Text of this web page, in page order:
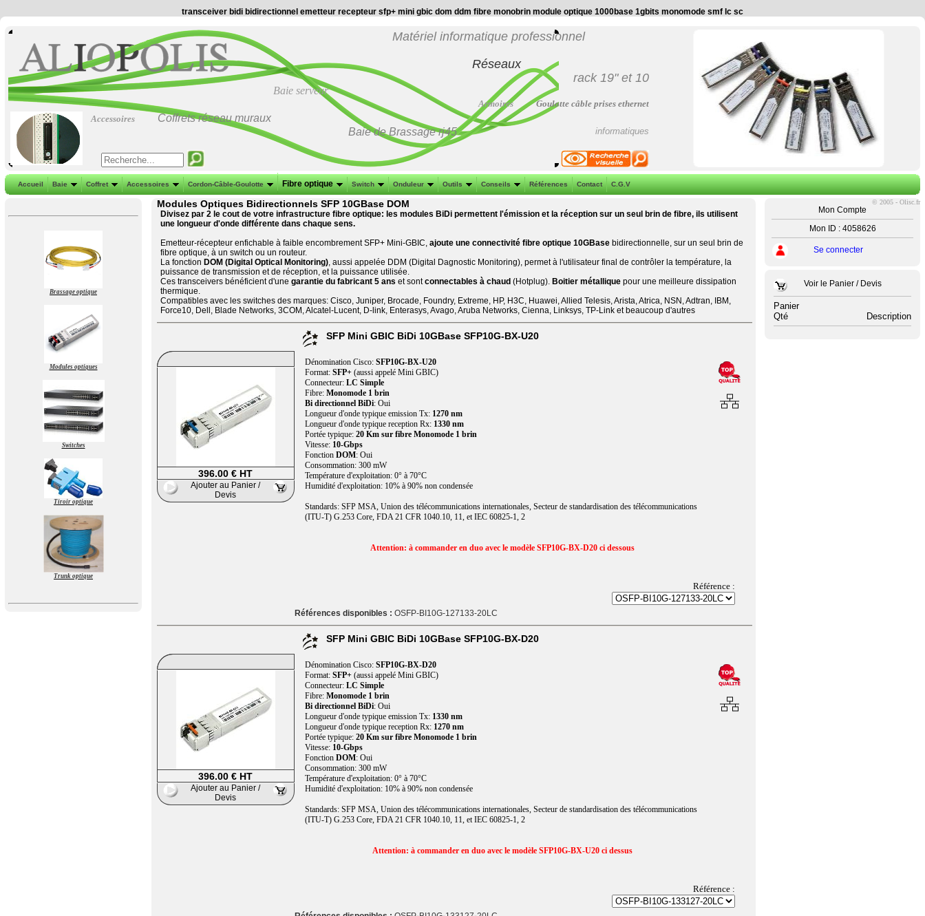
transceiver bidi bidirectionnel emetteur recepteur sfp+ mini gbic dom ddm fibre monobrin module optique 1000base 1gbits monomode smf lc sc
Matériel informatique professionnel
Réseaux
rack 19"et10
Baie serveur
Armoires
Goulotte câble prises ethernet
Accessoires
Coffrets réseau muraux
informatiques
Baie de Brassage rj45
Accueil Baie Coffret Accessoires Cordon-Câble-Goulotte Fibre optique Switch Onduleur Outils Conseils Références Contact C.G.V
© 2005 - Olisc.fr
Mon Compte
Mon ID : 4058626
Se connecter
Voir le Panier / Devis
Panier
Qté
Description
Modules Optiques Bidirectionnels SFP 10GBase DOM
Divisez par 2 le cout de votre infrastructure fibre optique: les modules BiDi permettent l'émission et la réception sur un seul brin de fibre, ils utilisent
une longueur d'onde différente dans chaque sens.
Emetteur-récepteur enfichable à faible encombrement SFP+ Mini-GBIC, ajoute une connectivité fibre optique 10GBase bidirectionnelle, sur un seul brin de
fibre optique, à un switch ou un routeur.
La fonction DOM (Digital Optical Monitoring), aussi appelée DDM (Digital Dagnostic Monitoring), permet à l'utilisateur final de contrôler la température, la
puissance de transmission et de réception, et la puissance utilisée.
Ces transceivers bénéficient d'une garantie du fabricant 5 ans et sontconnectables à chaud (Hotplug). Boitier métallique pour une meilleure dissipation
thermique.
Compatibles avec les switches des marques: Cisco, Juniper, Brocade, Foundry, Extreme, HP, H3C, Huawei, Allied Telesis, Arista, Atrica, NSN, Adtran, IBM,
Force10, Dell, Blade Networks, 3COM, Alcatel-Lucent, D-link, Enterasys, Avago, Aruba Networks, Cienna, Linksys, TP-Link et beaucoup d'autres
396.00 € HT
Ajouter au Panier /
Devis
SFP Mini GBIC BiDi 10GBase SFP10G-BX-U20
Dénomination Cisco: SFP10G-BX-U20
Format: SFP+ (aussi appelé Mini GBIC)
Connecteur: LC Simple
Fibre: Monomode 1 brin
Bi directionnel BiDi: Oui
Longueur d'onde typique emission Tx: 1270 nm
Longueur d'onde typique reception Rx: 1330 nm
Portée typique: 20 Km sur fibre Monomode 1 brin
Vitesse: 10-Gbps
Fonction DOM: Oui
Consommation: 300 mW
Température d'exploitation: 0° à 70°C
Humidité d'exploitation: 10% à 90% non condensée
Standards: SFP MSA, Union des télécommunications internationales, Secteur de standardisation des télécommunications
(ITU-T) G.253 Core, FDA 21 CFR 1040.10, 11, et IEC 60825-1, 2
Attention: à commander en duo avec le modèle SFP10G-BX-D20 ci dessous
Référence :
Références disponibles : OSFP-BI10G-127133-20LC
396.00 € HT
Ajouter au Panier /
Devis
SFP Mini GBIC BiDi 10GBase SFP10G-BX-D20
Dénomination Cisco: SFP10G-BX-D20
Format: SFP+ (aussi appelé Mini GBIC)
Connecteur: LC Simple
Fibre: Monomode 1 brin
Bi directionnel BiDi: Oui
Longueur d'onde typique emission Tx: 1330 nm
Longueur d'onde typique reception Rx: 1270 nm
Portée typique: 20 Km sur fibre Monomode 1 brin
Vitesse: 10-Gbps
Fonction DOM: Oui
Consommation: 300 mW
Température d'exploitation: 0° à 70°C
Humidité d'exploitation: 10% à 90% non condensée
Standards: SFP MSA, Union des télécommunications internationales, Secteur de standardisation des télécommunications
(ITU-T) G.253 Core, FDA 21 CFR 1040.10, 11, et IEC 60825-1, 2
Attention: à commander en duo avec le modèle SFP10G-BX-U20 ci dessus
Référence :
Brassage optique
Modules optiques
Switches
Tiroir optique
Trunk optique